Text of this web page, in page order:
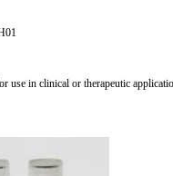
use in clinical or therapeutic